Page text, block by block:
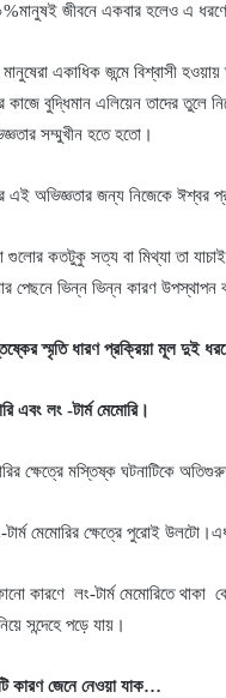
জীবনে একবার হলেও এ
মানুষেরা একাধিক জন্মে বিশ্বাসী
কাজে বুদ্ধিমান এলিয়েন তাদের তুলে
সম্মুখীন হতে হতো।
অভিজ্ঞতার জন্য নিজেকে ঈশ্বর
কতটুকু সত্য বা মিথ্যা তা
পেছনে ভিন্ন ভিন্ন কারণ
স্মৃতি ধারণ প্রক্রিয়া মূল দুই
এবং লং -টার্ম মেমোরি।
ক্ষেত্রে মস্তিষ্ক ঘটনাটিকে
মেমোরির ক্ষেত্রে পুরোই
কারণে লং-টার্ম মেমোরিতে থাকা
সন্দেহে পড়ে যায়।
কারণ জেনে নেওয়া যাক…